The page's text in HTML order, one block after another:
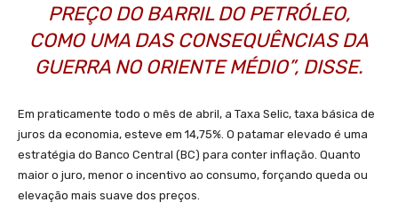
PREÇO DO BARRIL DO PETRÓLEO,
COMO UMA DAS CONSEQUÊNCIAS DA
GUERRA NO ORIENTE MÉDIO”, DISSE.
Em praticamente todo o mês de abril, a Taxa Selic, taxa básica de
juros da economia, esteve em 14,75%. O patamar elevado é uma
estratégia do Banco Central (BC) para conter inflação. Quanto
maior o juro, menor o incentivo ao consumo, forçando queda ou
elevação mais suave dos preços.